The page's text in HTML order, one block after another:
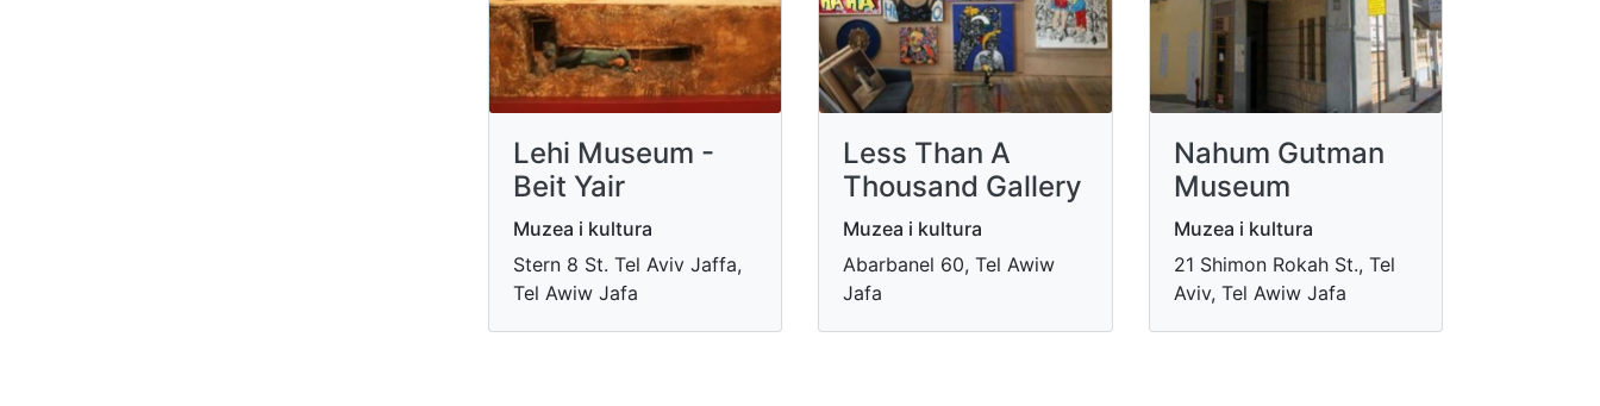
Lehi Museum -
Beit Yair
Muzea i kultura
Stern 8 St. Tel Aviv Jaffa,
Tel Awiw Jafa
Less Than A
Thousand Gallery
Muzea i kultura
Abarbanel 60, Tel Awiw
Jafa
Nahum Gutman
Museum
Muzea i kultura
21 Shimon Rokah St., Tel
Aviv, Tel Awiw Jafa